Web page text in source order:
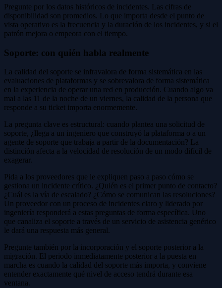
Pregunte por los datos históricos de incidentes. Las cifras de
disponibilidad son promedios. Lo que importa desde el punto de
vista operativo es la frecuencia y la duración de los incidentes, y si el
patrón mejora o empeora con el tiempo.
Soporte: con quién habla realmente
La calidad del soporte se infravalora de forma sistemática en las
evaluaciones de plataformas y se sobrevalora de forma sistemática
en la experiencia de operar una red en producción. Cuando algo va
mal a las 11 de la noche de un viernes, la calidad de la persona que
responde a su ticket importa enormemente.
La pregunta clave es estructural: cuando plantea una solicitud de
soporte, ¿llega a un ingeniero que construyó la plataforma o a un
agente de soporte que trabaja a partir de la documentación? La
distinción afecta a la velocidad de resolución de un modo difícil de
exagerar.
Pida a los proveedores que le expliquen paso a paso cómo se
gestiona un incidente crítico. ¿Quién es el primer punto de contacto?
¿Cuál es la vía de escalado? ¿Cómo se comunican las resoluciones?
Un proveedor con un proceso de incidentes claro y liderado por
ingeniería responderá a estas preguntas de forma específica. Uno
que canaliza el soporte a través de un servicio de asistencia genérico
le dará una respuesta más general.
Pregunte también por la incorporación y el soporte posterior a la
migración. El periodo inmediatamente posterior a la puesta en
marcha es cuando la calidad del soporte más importa, y conviene
entender exactamente qué nivel de acceso tendrá durante esa
ventana.